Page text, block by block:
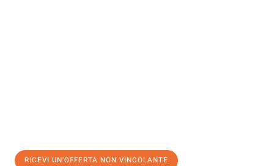
RICEVI UN'OFFERTA NON VINCOLANTE